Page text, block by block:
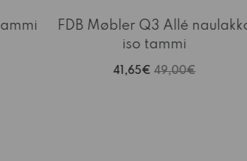
FDB Møbler Q3 Allé
iso tammi
41,65€ 49,00€